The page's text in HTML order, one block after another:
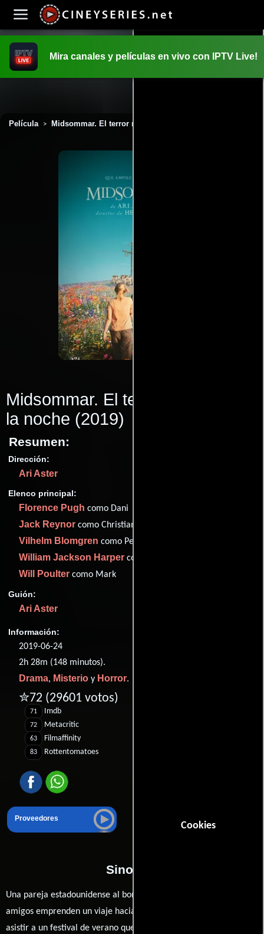
Cookies
Mira canales y películas en vivo con IPTV Live!
Película > Midsommar. El terror no espera la noche (2019)
Midsommar. El terror no espera
la noche (2019)
Resumen:
Dirección:
Ari Aster
Elenco principal:
Florence Pugh como Dani
Jack Reynor como Christian
Vilhelm Blomgren como Pelle
William Jackson Harper como Josh
Will Poulter como Mark
Guión:
Ari Aster
Información:
2019-06-24
2h 28m (148 minutos).
Drama, Misterio y Horror.
✮72 (29601 votos)
71 Imdb
72 Metacritic
63 Filmaffinity
83 Rottentomatoes
Proveedores
Sinopsis
Una pareja estadounidense al borde del colapso y un grupo de
amigos emprenden un viaje hacia un remoto pueblo sueco para
asistir a un festival de verano que se celebra cada noventa años.